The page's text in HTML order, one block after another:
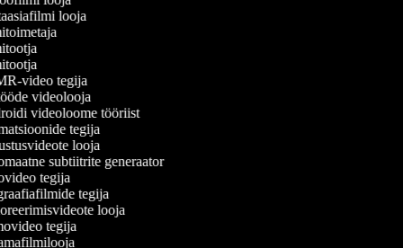
looja
video tegija
videolooja
videoloome tööriist
tegija
looja
subtiitrite generaator
tegija
tegija
looja
tegija